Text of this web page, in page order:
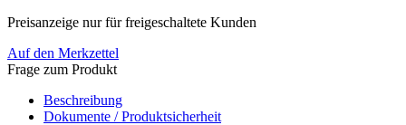
Preisanzeige nur für freigeschaltete Kunden
Auf den Merkzettel
Frage zum Produkt
Beschreibung
Dokumente / Produktsicherheit